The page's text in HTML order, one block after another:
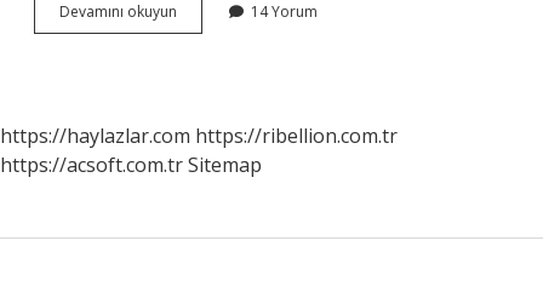
Devamını okuyun Telefondan
Kuran
Mi
14 Yorum
https://haylazlar.com https://ribellion.com.tr
https://acsoft.com.trSitemap